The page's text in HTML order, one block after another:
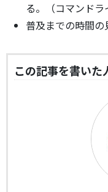
る。（コマンドラ
普及までの時間の
この記事を書いた